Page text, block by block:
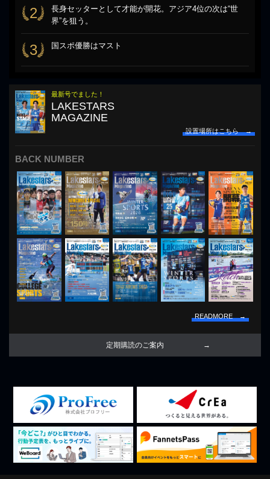
2
長身セッターとして才能が開花。アジア4位の次は“世
界”を狙う。
3 国スポ優勝はマスト
最新号でました！
LAKESTARS
MAGAZINE
設置場所はこちら →
BACK NUMBER
READMORE →
定期購読のご案内